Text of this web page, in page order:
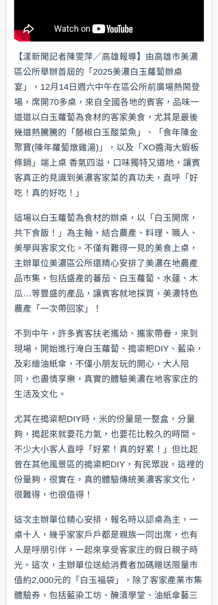
【漾新聞記者陳雯萍／高雄報導】由高雄市美濃
區公所舉辦首屆的「2025美濃白玉蘿蔔辦桌
宴」，12月14日週六中午在區公所前廣場熱鬧登
場，席開70多桌，來自全國各地的賓客，品味一
道道以白玉蘿蔔為食材的客家美食，尤其是最後
幾道熱騰騰的「藤椒白玉酸菜魚」、「食年陳金
聚寶(陳年蘿蔔燉雞湯)」，以及「XO醬海大蝦板
條鍋」端上桌 香氣四溢，口味獨特又道地，讓賓
客真正的見識到美濃客家菜的真功夫，直呼「好
吃！真的好吃！」
這場以白玉蘿蔔為食材的辦桌，以「白玉開席，
共下食飯！」為主軸，結合農產、料理、職人、
美學與客家文化。不僅有難得一見的美食上桌，
主辦單位美濃區公所還精心安排了美濃在地農產
品市集，包括盛產的蕃茄、白玉蘿蔔、水蓮、木
瓜…等豐盛的產品，讓賓客就地採買，美濃特色
農產「一次帶回家」！
不到中午，許多賓客扶老攜幼、攜家帶眷，來到
現場，開始進行淹白玉蘿蔔、搗粢粑DIY、藍染，
及彩繪油紙傘，不僅小朋友玩的開心，大人陪
同，也盡情享樂，真實的體驗美濃在地客家庄的
生活及文化。
尤其在搗粢粑DIY時，米的份量是一整盒，分量
夠，搗起來就要花力氣，也要花比較久的時間。
不少大小客人直呼「好累！真的好累！」但比起
曾在其他風景區的搗粢粑DIY，有民眾說，這裡的
份量夠，很實在，真的體驗傳統美濃客家文化，
很難得，也很值得！
這次主辦單位精心安排，報名時以認桌為主，一
桌十人，幾乎家家戶戶都是親族一同出席，也有
人是呼朋引伴，一起來享受客家庄的假日親子時
光。這次，主辦單位送給消費者加碼贈送限量市
值約2,000元的「白玉福袋」，除了客家產業市集
體驗券，包括藍染工坊、醃漬學堂、油紙傘藝三